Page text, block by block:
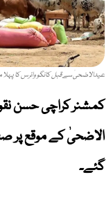
عیدالاضحیٰ سے قبل کانگو وائرس کا
کمشنر کراچی حسن
الاضحیٰ کے موقع پر
گئے۔